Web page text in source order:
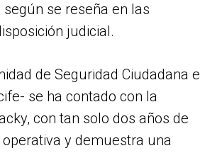
se reseña en las
judicial.
de Seguridad Ciudadana e
se ha contado con la
con tan solo dos años de
y demuestra una